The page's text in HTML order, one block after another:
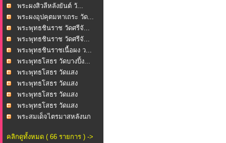
พระผงสิวลีหลังยันต์ วั...
พระผงอุปคุตมหาเถระ วัด...
พระพุทธชินราช วัดศรีจั...
พระพุทธชินราช วัดศรีจั...
พระพุทธชินราชเนื้อผง ว...
พระพุทธโสธร วัดบางปิ้ง...
พระพุทธโสธร วัดแสง
ธรรม...พระพุทธโสธร วัดแสง
ธรรม...พระพุทธโสธร วัดแสง
ธรรม...พระพุทธโสธร วัดแสง
ธรรม...พระสมเด็จไตรมาสหลังนก
คลิกดูทั้งหมด ( 66 รายการ ) ->